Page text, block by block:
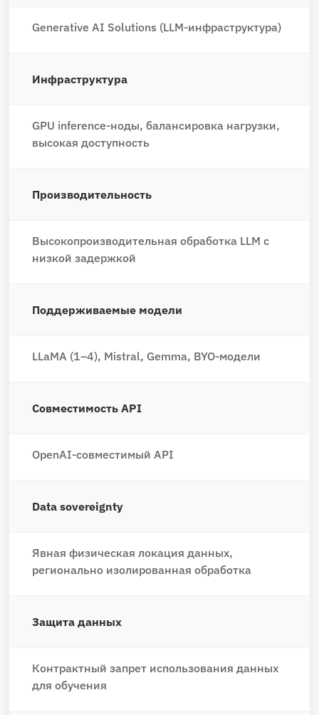
Generative AI Solutions (LLM‑инфраструктура)
Инфраструктура
GPU inference‑ноды, балансировка нагрузки,
высокая доступность
Производительность
Высокопроизводительная обработка LLM с
низкой задержкой
Поддерживаемые модели
LLaMA (1–4), Mistral, Gemma, BYO‑модели
Совместимость API
OpenAI‑совместимый API
Data sovereignty
Явная физическая локация данных,
регионально изолированная обработка
Защита данных
Контрактный запрет использования данных
для обучения